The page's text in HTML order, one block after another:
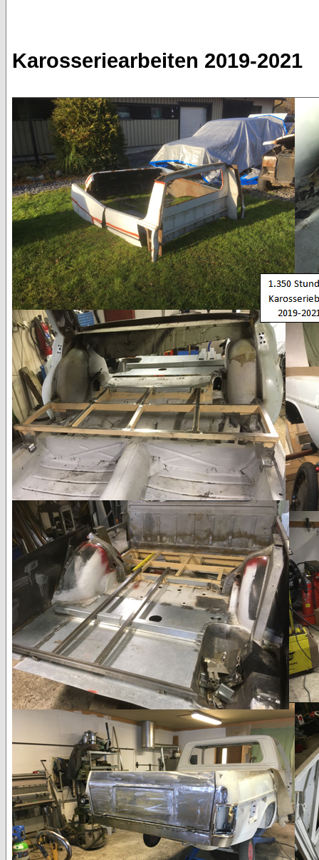
Karosseriearbeiten 2019-2021